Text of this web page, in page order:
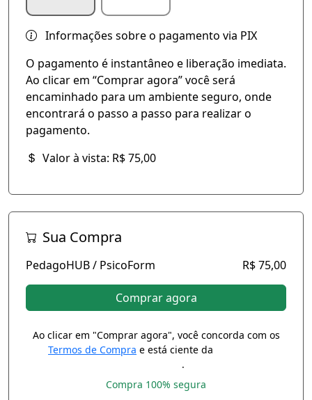
Informações sobre o pagamento via PIX
O pagamento é instantâneo e liberação imediata.
Ao clicar em “Comprar agora” você será
encaminhado para um ambiente seguro, onde
encontrará o passo a passo para realizar o
pagamento.
Valor à vista: R$ 75,00
Sua Compra
PedagoHUB / PsicoForm R$ 75,00
Comprar agora
Ao clicar em "Comprar agora", você concorda com os
Termos de Compra e está ciente da
.
Compra 100% segura